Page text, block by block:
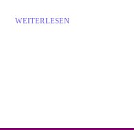
WEITERLESEN